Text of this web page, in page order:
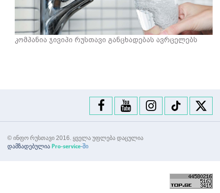
კომპანია ჯივიპი რუსთავი განცხადებას ავრცელებს
© ინფო რუსთავი 2016. ყველა უფლება დაცულია
დამზადებულია Pro-service-ში